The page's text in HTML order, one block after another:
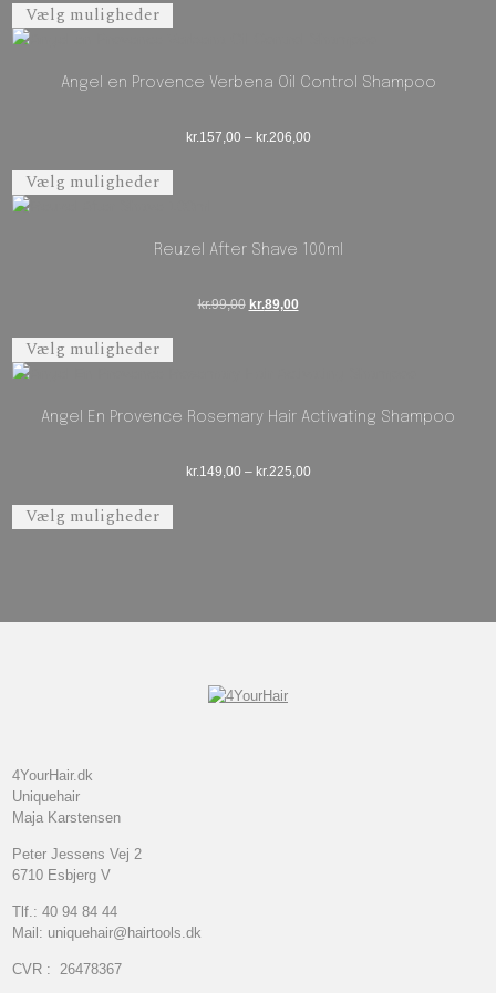
Vælg muligheder
Angel en Provence Verbena Oil Control Shampoo
kr. 157,00 – kr. 206,00Prisinterval: kr.157,00 til
Vælg muligheder
Reuzel After Shave 100ml
kr.99,00 Den oprindelige pris var: kr.99,00.
kr.89,00Den aktuelle pris er: kr.89,00.
Vælg muligheder
Angel En Provence Rosemary Hair Activating Shampoo
kr. 149,00 – kr. 225,00Prisinterval: kr.149,00 til
Vælg muligheder
4YourHair.dk
Uniquehair
Maja Karstensen
Peter Jessens Vej 2
6710 Esbjerg V
Tlf.: 40 94 84 44
Mail: uniquehair@hairtools.dk
CVR : 26478367